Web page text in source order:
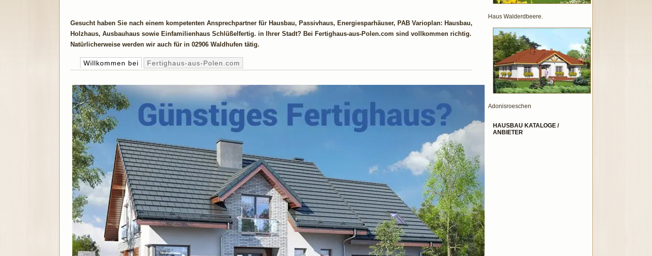
Gesucht haben Sie nach einem kompetenten Ansprechpartner für Hausbau, Passivhaus, Energiesparhäuser, PAB Varioplan: Hausbau,
Holzhaus, Ausbauhaus sowie Einfamilienhaus Schlüßelfertig. in Ihrer Stadt? Bei Fertighaus-aus-Polen.com sind vollkommen richtig.
Natürlicherweise werden wir auch für in 02906 Waldhufen tätig.
Willkommen bei Fertighaus-aus-Polen.com
Haus Walderdbeere.
Adonisroeschen
HAUSBAU KATALOGE /
ANBIETER